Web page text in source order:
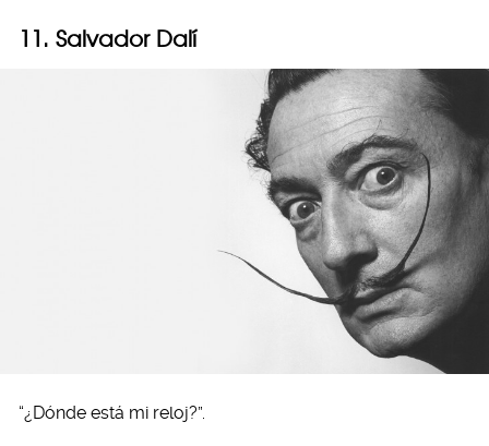
11. Salvador Dalí
“¿Dónde está mi reloj?”.